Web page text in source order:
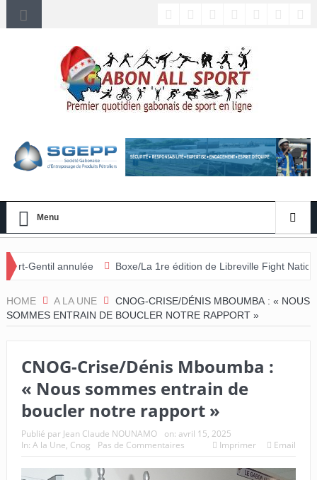
Menu
Boxe/La 1re édition de Libreville Fight Nation débute ce
HOME A LA UNE
CNOG-CRISE/DÉNIS MBOUMBA : « NOUS
SOMMES ENTRAIN DE BOUCLER NOTRE RAPPORT »
CNOG-Crise/Dénis Mboumba :
« Nous sommes entrain de
boucler notre rapport »
Publié par Jean Claude NOUNAMO on: avril 15, 2025
In: A la Une, Cnog Pas de Commentaires Imprimer Email